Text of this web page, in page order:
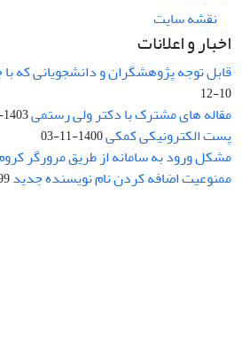
نقشه سایت
اخبار و اعلانات
قابل توجه پژوهشگران و دانشجویانی که
10-12
مقاله های مشترک با دکتر ولی رستمی1403-10-12
پست الکترونیکی کمکی1400-11-03
مشکل ورود به سامانه از طریق مرورگر
ممنوعیت اضافه کردن نام نویسنده جدید12